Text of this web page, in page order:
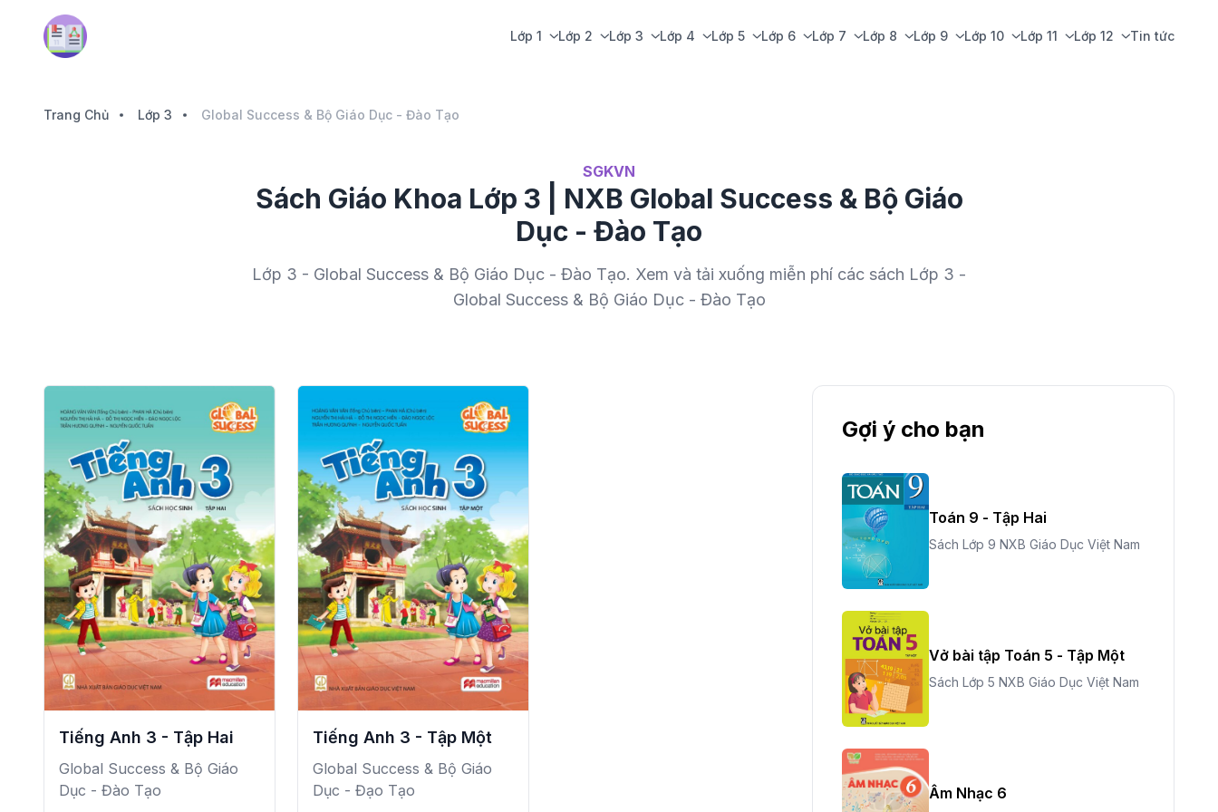
Lớp 1 Lớp 2 Lớp 3 Lớp 4 Lớp 5 Lớp 6 Lớp 7 Lớp 8 Lớp 9 Lớp 10 Lớp 11 Lớp 12 Tin tức
Trang Chủ Lớp 3 Global Success & Bộ Giáo Dục - Đào Tạo
SGKVN
Sách Giáo Khoa Lớp 3 | NXB Global Success & Bộ Giáo
Dục - Đào Tạo
Lớp 3 - Global Success & Bộ Giáo Dục - Đào Tạo. Xem và tải xuống miễn phí các sách Lớp 3 -
Global Success & Bộ Giáo Dục - Đào Tạo
Tiếng Anh 3 - Tập Hai
Global Success & Bộ Giáo
Dục - Đào Tạo
Tiếng Anh 3 - Tập Một
Global Success & Bộ Giáo
Dục - Đạo Tạo
Gợi ý cho bạn
Toán 9 - Tập Hai
Sách Lớp 9 NXB Giáo Dục Việt Nam
Vở bài tập Toán 5 - Tập Một
Sách Lớp 5 NXB Giáo Dục Việt Nam
Âm Nhạc 6